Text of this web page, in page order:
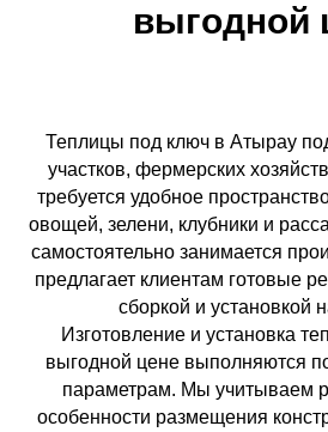
выгодной
Теплицы под ключ в Атырау
участков, фермерских
требуется удобное
овощей, зелени, клубники и
самостоятельно занимается
предлагает клиентам готовые
сборкой и установкой
Изготовление и установка
выгодной цене выполняются
параметрам. Мы учитываем
особенности размещения